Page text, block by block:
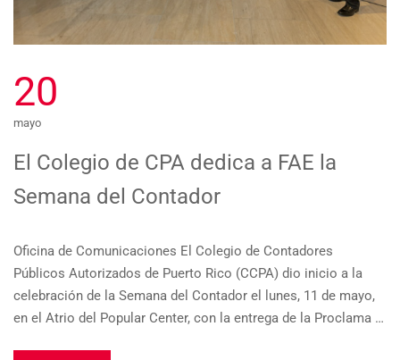
20
mayo
El Colegio de CPA dedica a FAE la
Semana del Contador
Oficina de Comunicaciones El Colegio de Contadores
Públicos Autorizados de Puerto Rico (CCPA) dio inicio a la
celebración de la Semana del Contador el lunes, 11 de mayo,
en el Atrio del Popular Center, con la entrega de la Proclama …